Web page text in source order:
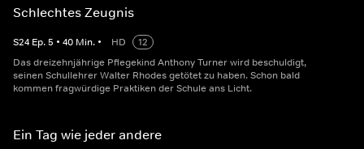
Schlechtes Zeugnis
S24 Ep.5 • 40 Min. • HD
12
Das dreizehnjährige Pflegekind Anthony Turner wird beschuldigt,
seinen Schullehrer Walter Rhodes getötet zu haben. Schon bald
kommen fragwürdige Praktiken der Schule ans Licht.
Ein Tag wie jeder andere